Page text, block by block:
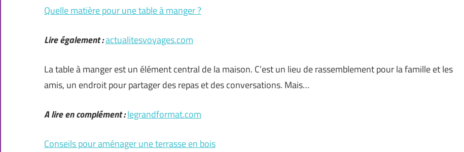
Quelle matière pour une table à manger ?
Lire également :actualitesvoyages.com
La table à manger est un élément central de la maison. C’est un lieu de rassemblement pour la famille et les
amis, un endroit pour partager des repas et des conversations. Mais…
A lire en complément :legrandformat.com
Conseils pour aménager une terrasse en bois